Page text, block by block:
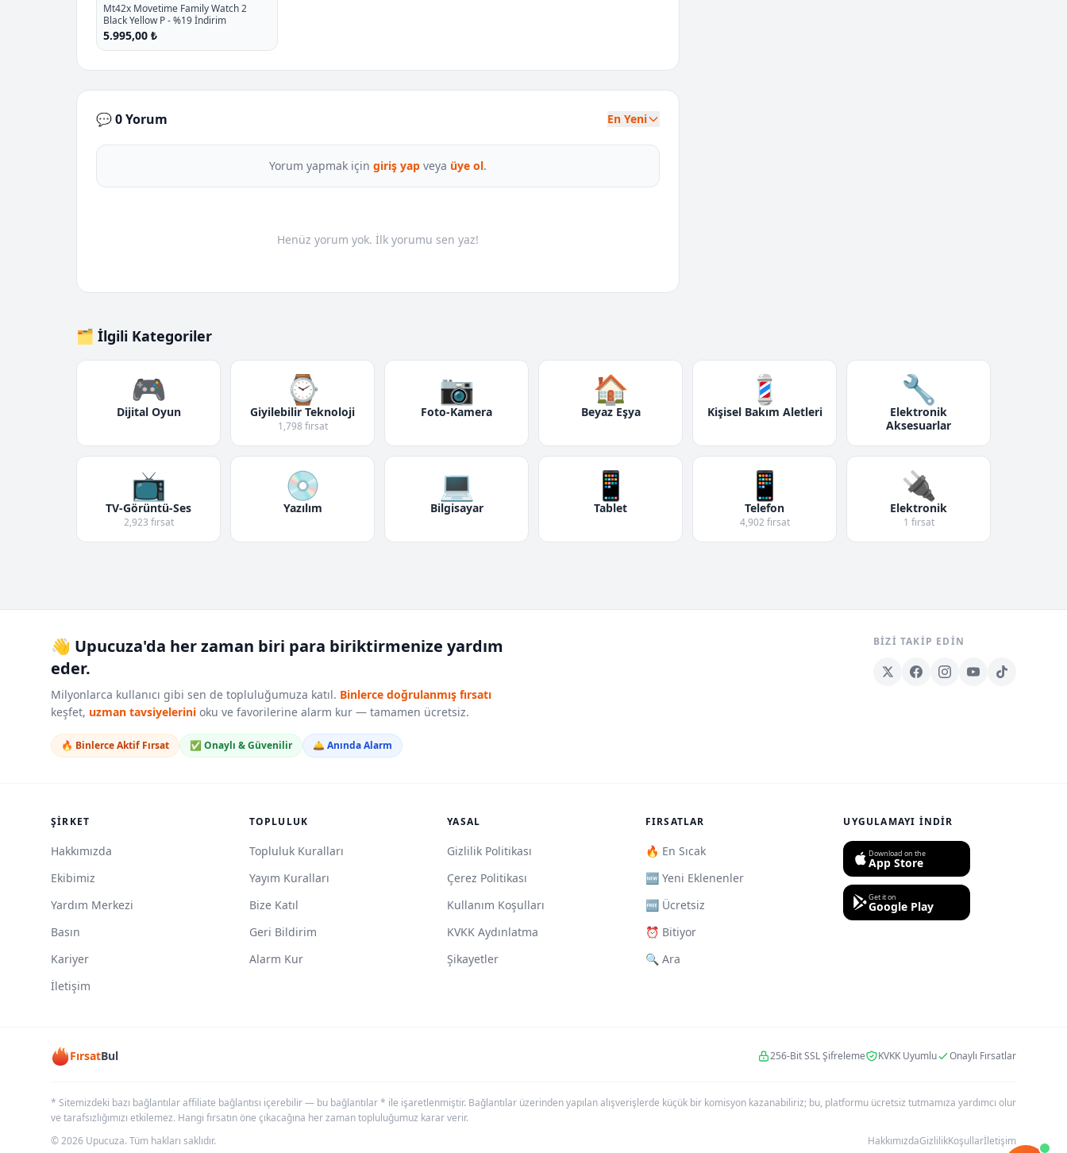
Mt42x Movetime Family Watch 2
Black Yellow P - %19 İndirim
5.995,00 ₺
💬 0 Yorum En Yeni
Yorum yapmak için giriş yap veya üye ol.
Henüz yorum yok. İlk yorumu sen yaz!
🗂️ İlgili Kategoriler
🎮
Dijital Oyun
⌚
Giyilebilir Teknoloji
1,798 fırsat
📷
Foto-Kamera
🏠
Beyaz Eşya
💈
Kişisel Bakım Aletleri
🔧
Elektronik
Aksesuarlar
📺
TV-Görüntü-Ses
2,923 fırsat
💿
Yazılım
💻
Bilgisayar
📱
Tablet
📱
Telefon
4,902 fırsat
🔌
Elektronik
1 fırsat
👋 Upucuza'da her zaman biri para biriktirmenize yardım
eder.
Milyonlarca kullanıcı gibi sen de topluluğumuza katıl. Binlerce doğrulanmış fırsatı
keşfet, uzman tavsiyelerini oku ve favorilerine alarm kur — tamamen ücretsiz.
🔥 Binlerce Aktif Fırsat ✅ Onaylı & Güvenilir 🛎️ Anında Alarm
BIZI TAKIP EDIN
ŞIRKET
Hakkımızda
Ekibimiz
Yardım Merkezi
Basın
Kariyer
İletişim
TOPLULUK
Topluluk Kuralları
Yayım Kuralları
Bize Katıl
Geri Bildirim
Alarm Kur
YASAL
Gizlilik Politikası
Çerez Politikası
Kullanım Koşulları
KVKK Aydınlatma
Şikayetler
FIRSATLAR
🔥 En Sıcak
🆕 Yeni Eklenenler
🆓 Ücretsiz
⏰ Bitiyor
🔍 Ara
UYGULAMAYI İNDIR
Download on the
App Store
Get it on
Google Play
FırsatBul 256-Bit SSL Şifreleme KVKK Uyumlu Onaylı Fırsatlar
* Sitemizdeki bazı bağlantılar affiliate bağlantısı içerebilir — bu bağlantılar * ile işaretlenmiştir. Bağlantılar üzerinden yapılan alışverişlerde küçük bir komisyon kazanabiliriz; bu, platformu ücretsiz tutmamıza yardımcı olur
ve tarafsızlığımızı etkilemez. Hangi fırsatın öne çıkacağına her zaman topluluğumuz karar verir.
© 2026 Upucuza. Tüm hakları saklıdır.
HakkımızdaGizlilikKoşullarİletişim